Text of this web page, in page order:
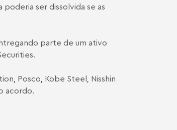
poderia ser dissolvida se as
parte de um ativo
Posco, Kobe Steel, Nisshin
acordo.